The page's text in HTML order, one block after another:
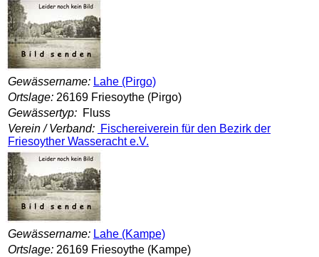
Gewässername: Lahe (Pirgo)
Ortslage: 26169 Friesoythe (Pirgo)
Gewässertyp: Fluss
Verein / Verband: Fischereiverein für den Bezirk der
Friesoyther Wasseracht e.V.
Gewässername: Lahe (Kampe)
Ortslage: 26169 Friesoythe (Kampe)